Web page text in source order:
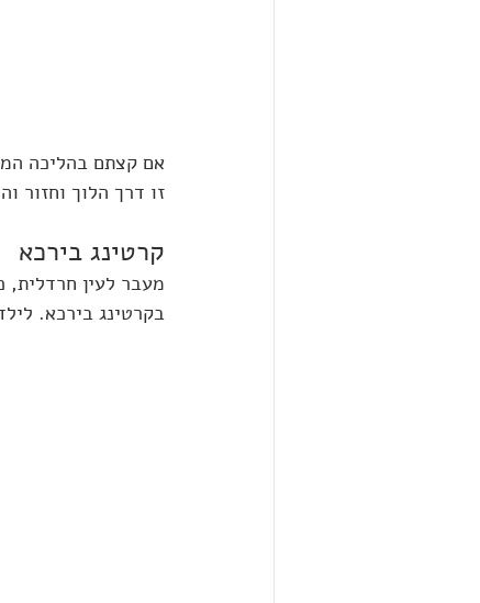
אם קצתם בהליכה
זו דרך הלוך וחזור
קרטינג בירכא
מעבר לעין חרדלית,
בקרטינג בירכא.